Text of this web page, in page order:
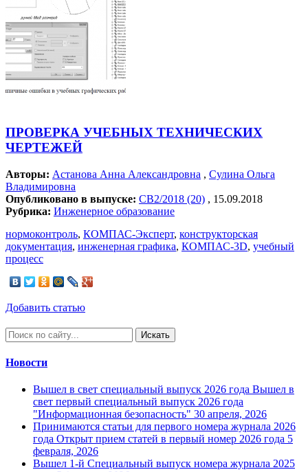
ПРОВЕРКА УЧЕБНЫХ ТЕХНИЧЕСКИХ
ЧЕРТЕЖЕЙ
Авторы: Астанова Анна Александровна , Сулина Ольга
Владимировна
Опубликовано в выпуске: СВ2/2018 (20) , 15.09.2018
Рубрика: Инженерное образование
нормоконтроль, КОМПАС-Эксперт, конструкторская
документация, инженерная графика, КОМПАС-3D, учебный
процесс
Добавить статью
Искать
Новости
Вышел в свет специальный выпуск 2026 года Вышел в
свет первый специальный выпуск 2026 года
"Информационная безопасность" 30 апреля, 2026
Принимаются статьи для первого номера журнала 2026
года Открыт прием статей в первый номер 2026 года 5
февраля, 2026
Вышел 1-й Специальный выпуск номера журнала 2025